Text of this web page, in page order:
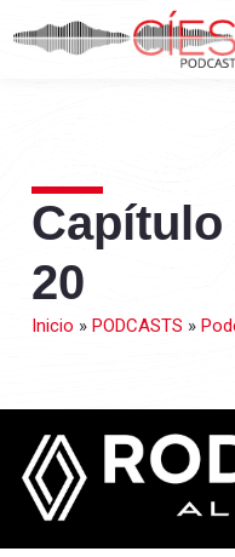
Capítulo
20
Inicio » PODCASTS »